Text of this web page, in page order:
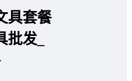
具套餐
发_